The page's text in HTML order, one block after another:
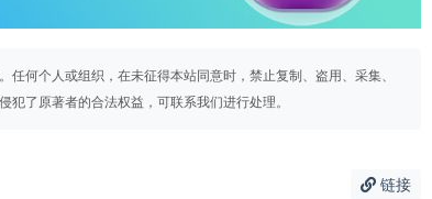
何个人或组织，在未征得本站同意时，禁止复制、盗用、采集、
犯了原著者的合法权益，可联系我们进行处理。
链接